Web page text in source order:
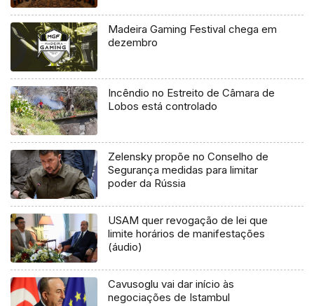
Madeira Gaming Festival chega em
dezembro
Incêndio no Estreito de Câmara de
Lobos está controlado
Zelensky propõe no Conselho de
Segurança medidas para limitar
poder da Rússia
USAM quer revogação de lei que
limite horários de manifestações
(áudio)
Cavusoglu vai dar início às
negociações de Istambul